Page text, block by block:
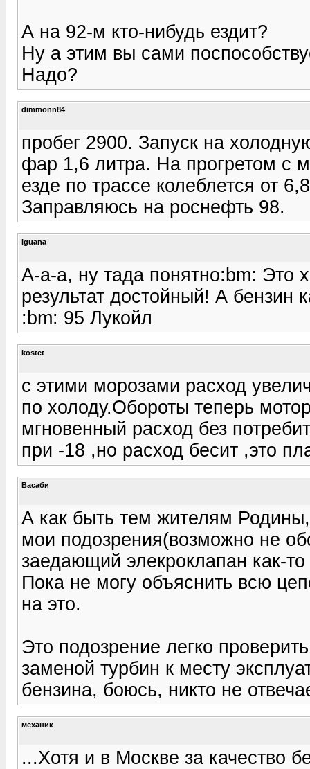
А на 92-м кто-нибудь ездит?
Ну а этим вы сами
Надо?
dimmonn84
пробег 2900. Запуск на
фар 1,6 литра. На прогретом с
езде по трассе колеблется от
Заправляюсь на роснефть 98.
iguana
А-а-а, ну тада понятно:bm: Это
результат достойный! А бензин
:bm: 95 Лукойл
kostet
с этими морозами расход
по холоду.Обороты теперь
мгновенный расход без
при -18 ,но расход бесит ,это
Васаби
А как быть тем жителям
мои подозрения(возможно не
заедающий элекроклапан как-
Пока не могу объяснить всю
на это.
Это подозрение легко
заменой турбин к месту
бензина, боюсь, никто не
механик
...Хотя и в Москве за качество